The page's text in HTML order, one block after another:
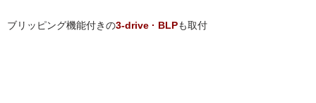
ブリッピング機能付きの3-drive · BLPも取付